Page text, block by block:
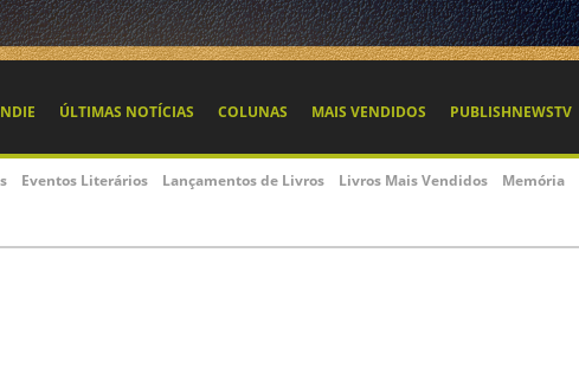
ÚLTIMAS NOTÍCIAS COLUNAS MAIS VENDIDOS PUBLISHNEWSTV
Eventos Literários Lançamentos de Livros Livros Mais Vendidos Memória